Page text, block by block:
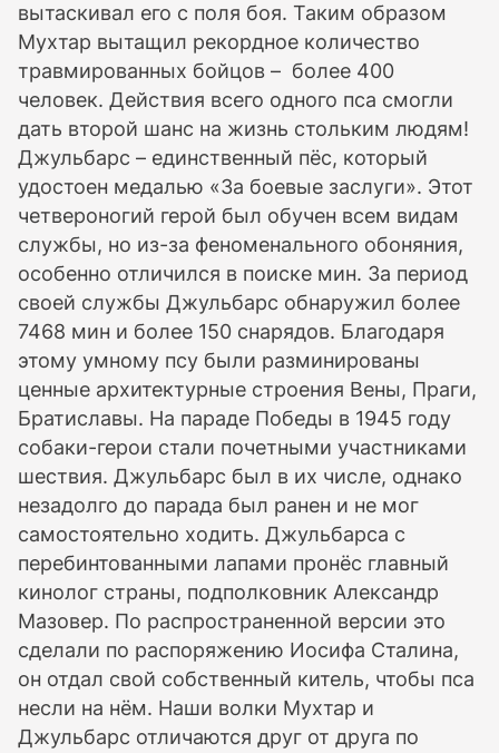
вытаскивал его с поля боя. Таким образом
Мухтар вытащил рекордное количество
травмированных бойцов – более 400
человек. Действия всего одного пса смогли
дать второй шанс на жизнь стольким людям!
Джульбарс – единственный пёс, который
удостоен медалью «За боевые заслуги». Этот
четвероногий герой был обучен всем видам
службы, но из-за феноменального обоняния,
особенно отличился в поиске мин. За период
своей службы Джульбарс обнаружил более
7468 мин и более 150 снарядов. Благодаря
этому умному псу были разминированы
ценные архитектурные строения Вены, Праги,
Братиславы. На параде Победы в 1945 году
собаки-герои стали почетными участниками
шествия. Джульбарс был в их числе, однако
незадолго до парада был ранен и не мог
самостоятельно ходить. Джульбарса с
перебинтованными лапами пронёс главный
кинолог страны, подполковник Александр
Мазовер. По распространенной версии это
сделали по распоряжению Иосифа Сталина,
он отдал свой собственный китель, чтобы пса
несли на нём. Наши волки Мухтар и
Джульбарс отличаются друг от друга по